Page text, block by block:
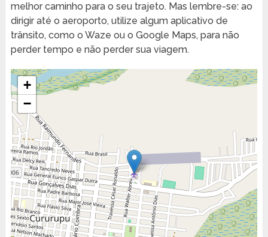
melhor caminho para o seu trajeto. Mas lembre-se: ao
dirigir até o aeroporto, utilize algum aplicativo de
trânsito, como o Waze ou o Google Maps, para não
perder tempo e não perder sua viagem.
+
−